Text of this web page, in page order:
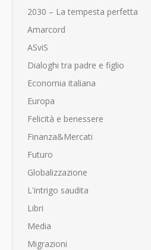
2030 – La tempesta perfetta
Amarcord
ASviS
Dialoghi tra padre e figlio
Economia italiana
Europa
Felicità e benessere
Finanza&Mercati
Futuro
Globalizzazione
L'intrigo saudita
Libri
Media
Migrazioni